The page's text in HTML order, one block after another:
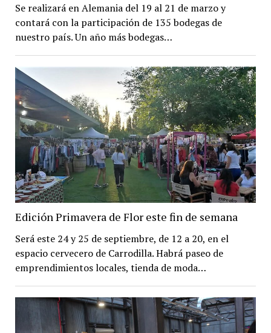
Se realizará en Alemania del 19 al 21 de marzo y
contará con la participación de 135 bodegas de
nuestro país. Un año más bodegas…
Edición Primavera de Flor este fin de semana
Será este 24 y 25 de septiembre, de 12 a 20, en el
espacio cervecero de Carrodilla. Habrá paseo de
emprendimientos locales, tienda de moda…